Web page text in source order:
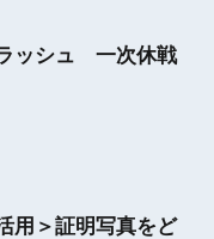
ッシュ 一次休戦
用＞証明写真をど